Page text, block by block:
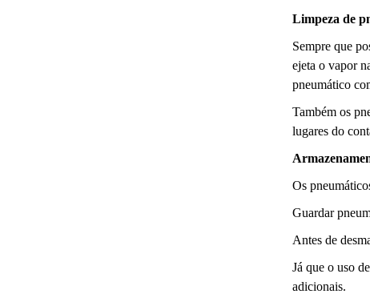
Limpeza de
Sempre que
ejeta o vapor
pneumático
Também os
lugares do
Os
Guardar
Antes de
Já que o uso
adicionais.